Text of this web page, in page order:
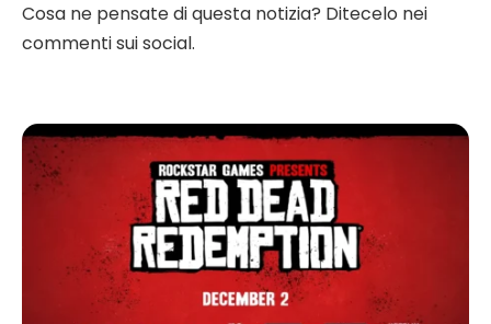
Cosa ne pensate di questa notizia? Ditecelo nei
commenti sui social.